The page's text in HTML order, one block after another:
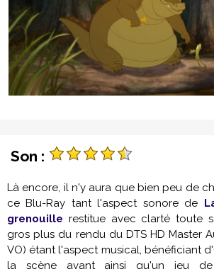
Son :
Là encore, il n'y aura que bien peu de
ce Blu-Ray tant l'aspect sonore de
grenouille restitue avec clarté toute
gros plus du rendu du DTS HD Master
VO) étant l'aspect musical, bénéficiant
la scène avant ainsi qu'un jeu de